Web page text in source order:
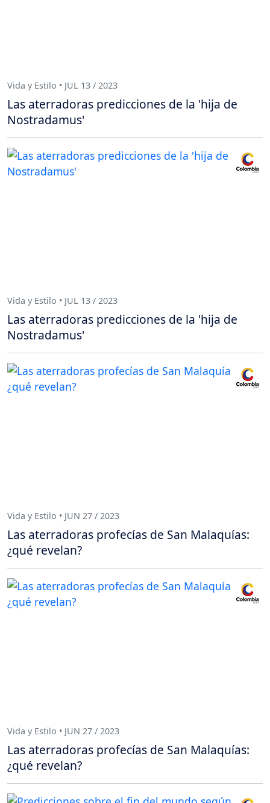
Vida y Estilo • JUL 13 / 2023
Las aterradoras predicciones de la 'hija de
Nostradamus'
Vida y Estilo • JUL 13 / 2023
Las aterradoras predicciones de la 'hija de
Nostradamus'
Vida y Estilo • JUN 27 / 2023
Las aterradoras profecías de San Malaquías:
¿qué revelan?
Vida y Estilo • JUN 27 / 2023
Las aterradoras profecías de San Malaquías:
¿qué revelan?